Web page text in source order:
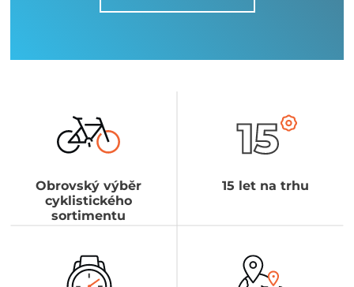
Obrovský výběr
cyklistického
sortimentu
15 let na trhu